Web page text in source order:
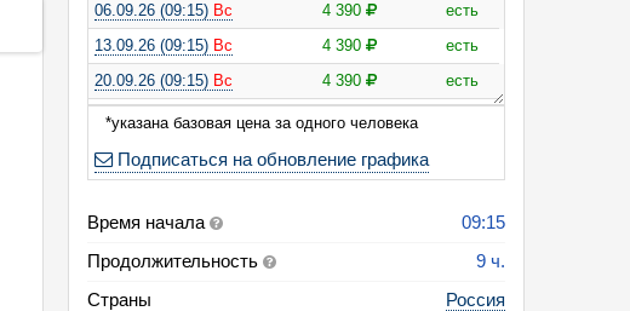
06.09.26 (09:15) Вс 4 390
есть
13.09.26 (09:15) Вс 4 390
есть
20.09.26 (09:15) Вс 4 390
есть
27.09.26 (09:15)Вс 4 390
04.10.26 (09:15)
11.10.26 (09:15)Вс 4 390
есть
17.10.26 (09:15)Сб
есть
25.10.26 (09:15)Вс
есть
04.11.26 (09:15) Ср
есть
*указана базовая цена за одного человека
Подписаться на обновление графика
Время начала
09:15
Продолжительность
9 ч.
Страны
Россия
Экскурсия: Звенигород — Новый Иерусалим (Саввино-Сторожевский
выставка «Разсадник изразцового дела»)